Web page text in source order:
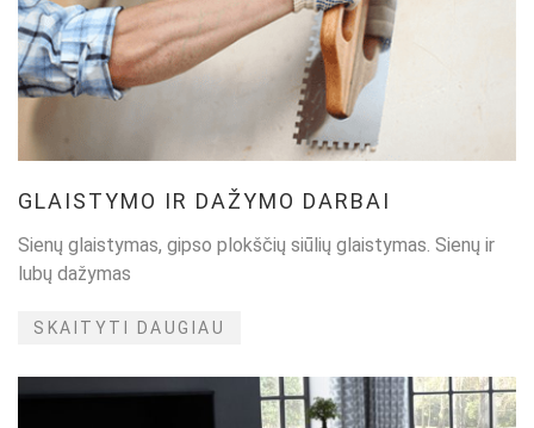
GLAISTYMO IR DAŽYMO DARBAI
Sienų glaistymas, gipso plokščių siūlių glaistymas. Sienų ir
lubų dažymas
SKAITYTI DAUGIAU